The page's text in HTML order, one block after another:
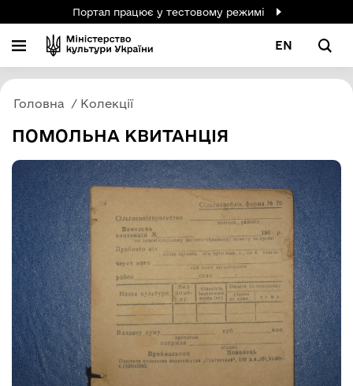
Портал працює у тестовому режимі
EN
Головна Колекції
ПОМОЛЬНА КВИТАНЦІЯ